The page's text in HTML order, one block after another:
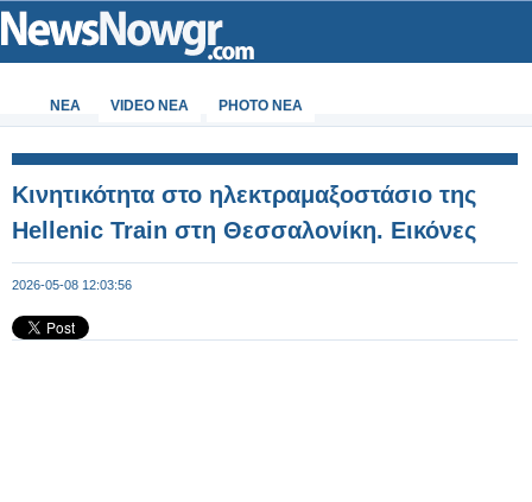
ΝΕΑ VIDEO NEA PHOTO NEA
Κινητικότητα στο ηλεκτραμαξοστάσιο της
Hellenic Train στη Θεσσαλονίκη. Εικόνες
2026-05-08 12:03:56